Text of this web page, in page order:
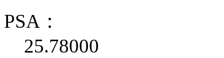
PSA：
25.78000